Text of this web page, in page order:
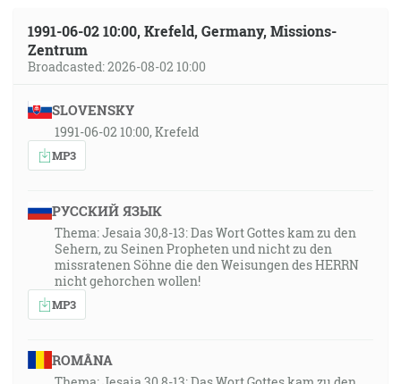
1991-06-02 10:00, Krefeld, Germany, Missions-
Zentrum
Broadcasted: 2026-08-02 10:00
SLOVENSKY
1991-06-02 10:00, Krefeld
MP3
РУССКИЙ ЯЗЫК
Thema: Jesaia 30,8-13: Das Wort Gottes kam zu den
Sehern, zu Seinen Propheten und nicht zu den
missratenen Söhne die den Weisungen des HERRN
nicht gehorchen wollen!
MP3
ROMÂNA